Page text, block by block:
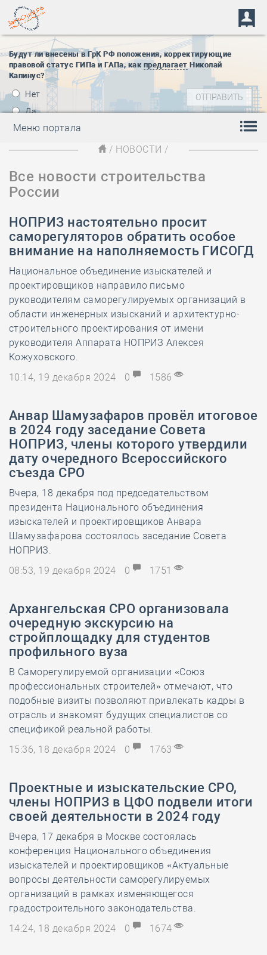
Будут ли внесены в ГрК РФ положения, корректирующие
правовой статус ГИПа и ГАПа, как предлагает Николай
Капинус?
Нет
Да
Меню портала
/ НОВОСТИ /
Все новости строительства
России
НОПРИЗ настоятельно просит
саморегуляторов обратить особое
внимание на наполняемость ГИСОГД
Национальное объединение изыскателей и
проектировщиков направило письмо
руководителям саморегулируемых организаций в
области инженерных изысканий и архитектурно-
строительного проектирования от имени
руководителя Аппарата НОПРИЗ Алексея
Кожуховского.
10:14, 19 декабря 2024
0 1586
Анвар Шамузафаров провёл итоговое
в 2024 году заседание Совета
НОПРИЗ, члены которого утвердили
дату очередного Всероссийского
съезда СРО
Вчера, 18 декабря под председательством
президента Национального объединения
изыскателей и проектировщиков Анвара
Шамузафарова состоялось заседание Совета
НОПРИЗ.
08:53, 19 декабря 2024
0 1751
Архангельская СРО организовала
очередную экскурсию на
стройплощадку для студентов
профильного вуза
В Саморегулируемой организации «Союз
профессиональных строителей» отмечают, что
подобные визиты позволяют привлекать кадры в
отрасль и знакомят будущих специалистов со
спецификой реальной работы.
15:36, 18 декабря 2024
0 1763
Проектные и изыскательские СРО,
члены НОПРИЗ в ЦФО подвели итоги
своей деятельности в 2024 году
Вчера, 17 декабря в Москве состоялась
конференция Национального объединения
изыскателей и проектировщиков «Актуальные
вопросы деятельности саморегулируемых
организаций в рамках изменяющегося
градостроительного законодательства.
14:24, 18 декабря 2024
0 1674